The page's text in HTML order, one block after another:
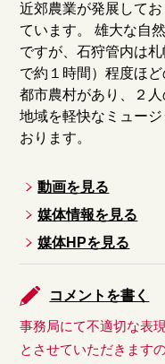
近郊農業が発展して
ています。 雄大な自
ですが、石狩管内は
で約１時間）程度ほ
都市農村があり、２
地域を軽快なミュー
おります。
動画を見る
媒体情報を見る
媒体HPを見る
コメントを書く
事務局にて不適切な表
とさせていただきます